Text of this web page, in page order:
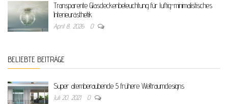
Transparente Glasdeckenbeleuchtung für luftig-minimalistisches
Interieurästhetik
April 8, 2026 0
BELIEBTE BEITRÄGE
Super atemberaubende 5 frühere Weltraumdesigns
Juli 20, 2021 0